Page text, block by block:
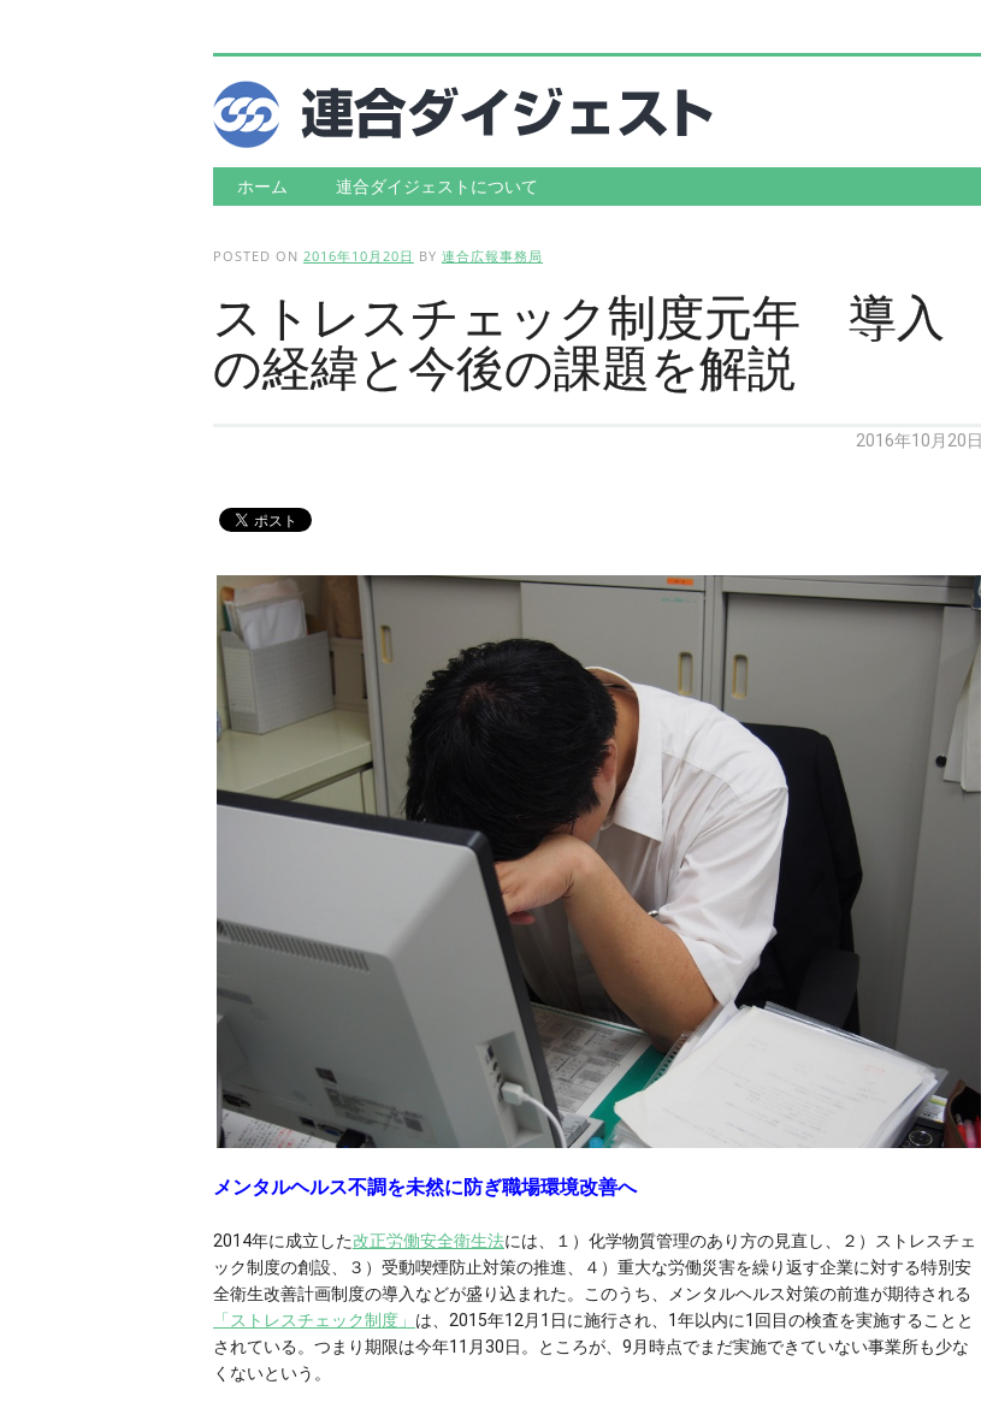
Main menu
Skip to content
ホーム 連合ダイジェストについて
POSTED ON 2016年10月20日 BY 連合広報事務局
ストレスチェック制度元年 導入
の経緯と今後の課題を解説
2016年10月20日
メンタルヘルス不調を未然に防ぎ職場環境改善へ
2014年に成立した改正労働安全衛生法には、１）化学物質管理のあり方の見直し、２）ストレスチェ
ック制度の創設、３）受動喫煙防止対策の推進、４）重大な労働災害を繰り返す企業に対する特別安
全衛生改善計画制度の導入などが盛り込まれた。このうち、メンタルヘルス対策の前進が期待される
「ストレスチェック制度」 は、2015年12月1日に施行され、1年以内に1回目の検査を実施することと
されている。つまり期限は今年11月30日。ところが、9月時点でまだ実施できていない事業所も少な
くないという。